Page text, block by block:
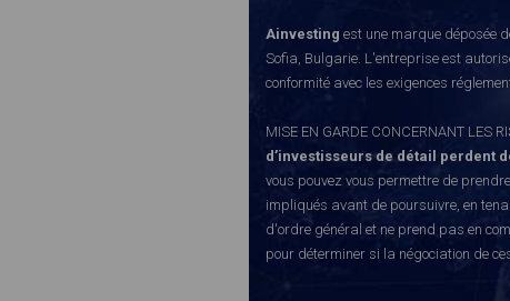
Ainvesting est une marque déposée
Sofia, Bulgarie. L'entreprise est
conformité avec les exigences
MISE EN GARDE CONCERNANT
d’investisseurs de détail perdent
vous pouvez vous permettre de
impliqués avant de poursuivre, en
d'ordre général et ne prend pas en
pour déterminer si la négociation de